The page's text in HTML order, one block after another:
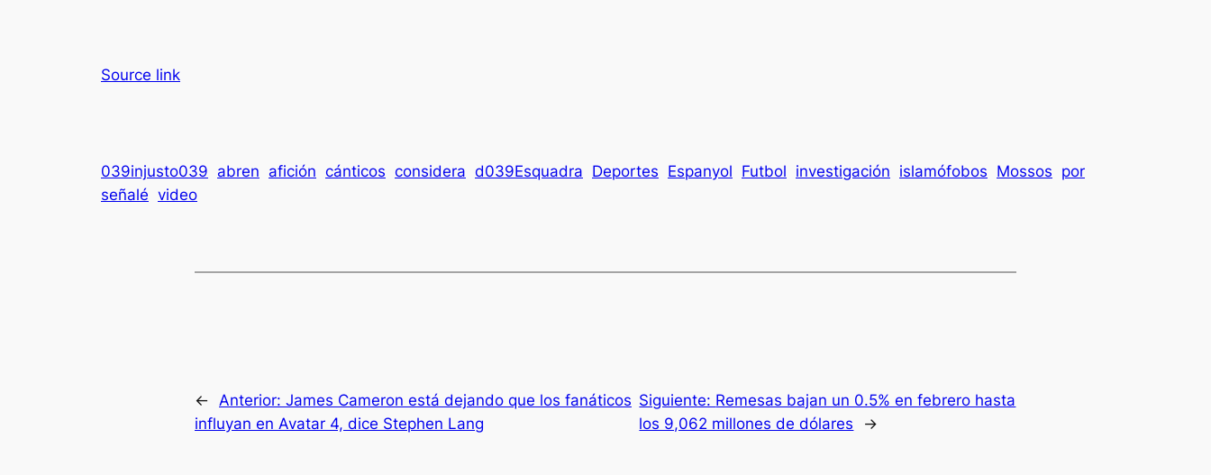
Source link
039injusto039 abren afición cánticos considera d039Esquadra Deportes Espanyol Futbol investigación islamófobos Mossos por
señalé video
← Anterior: James Cameron está dejando que los fanáticos
influyan en Avatar 4, dice Stephen Lang
Siguiente: Remesas bajan un 0.5% en febrero hasta
los 9,062 millones de dólares
→